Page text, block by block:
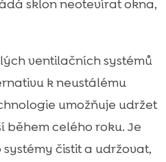
sklon neotevírat okna,
ventilačních systémů
k neustálému
umožňuje udržet
během celého roku. Je
čistit a udržovat,